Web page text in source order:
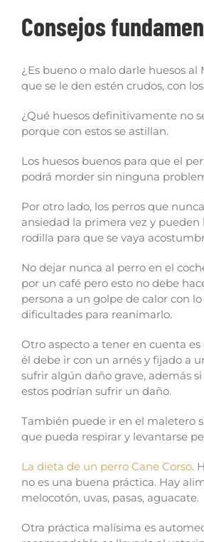
Consejos
¿Es bueno o malo darle huesos al
que se le den estén crudos, con
¿Qué huesos definitivamente no
porque con estos se astillan.
Los huesos buenos para que el
podrá morder sin ninguna
Por otro lado, los perros que
ansiedad la primera vez y pueden
rodilla para que se vaya
No dejar nunca al perro en el
por un café pero esto no debe
persona a un golpe de calor con
dificultades para reanimarlo.
Otro aspecto a tener en cuenta
él debe ir con un arnés y fijado a
sufrir algún daño grave, además
estos podrían sufrir un daño.
También puede ir en el maletero
que pueda respirar y levantarse
La dieta de un perro Cane Corso.
no es una buena práctica. Hay
melocotón, uvas, pasas, aguacate.
Otra práctica malísima es